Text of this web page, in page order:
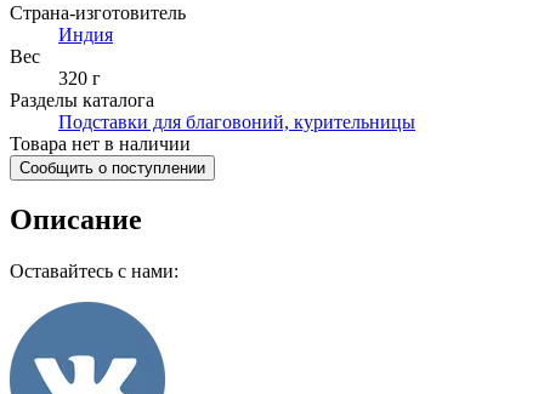
Страна-изготовитель
Индия
Вес
320 г
Разделы каталога
Подставки для благовоний, курительницы
Товара нет в наличии
Сообщить о поступлении
Описание
Оставайтесь с нами: